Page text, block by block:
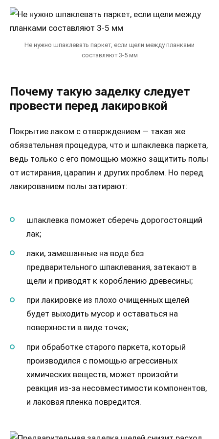
Не нужно шпаклевать паркет, если щели между планками
составляют 3-5 мм
Почему такую заделку следует
провести перед лакировкой
Покрытие лаком с отверждением — такая же
обязательная процедура, что и шпаклевка паркета,
ведь только с его помощью можно защитить полы
от истирания, царапин и других проблем. Но перед
лакированием полы затирают:
шпаклевка поможет сберечь дорогостоящий
лак;
лаки, замешанные на воде без
предварительного шпаклевания, затекают в
щели и приводят к короблению древесины;
при лакировке из плохо очищенных щелей
будет выходить мусор и оставаться на
поверхности в виде точек;
при обработке старого паркета, который
производился с помощью агрессивных
химических веществ, может произойти
реакция из-за несовместимости компонентов,
и лаковая пленка повредится.